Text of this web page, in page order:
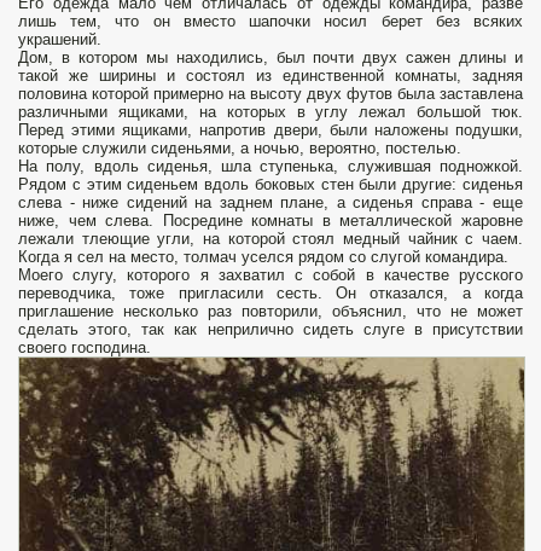
лишь тем, что он вместо шапочки носил берет без всяких
украшений.
Дом, в котором мы находились, был почти двух сажен длины и
такой же ширины и состоял из единственной комнаты, задняя
половина которой примерно на высоту двух футов была заставлена
различными ящиками, на которых в углу лежал большой тюк.
Перед этими ящиками, напротив двери, были наложены подушки,
которые служили сиденьями, а ночью, вероятно, постелью.
На полу, вдоль сиденья, шла ступенька, служившая подножкой.
Рядом с этим сиденьем вдоль боковых стен были другие: сиденья
слева - ниже сидений на заднем плане, а сиденья справа - еще
ниже, чем слева. Посредине комнаты в металлической жаровне
лежали тлеющие угли, на которой стоял медный чайник с чаем.
Когда я сел на место, толмач уселся рядом со слугой командира.
Моего слугу, которого я захватил с собой в качестве русского
переводчика, тоже пригласили сесть. Он отказался, а когда
приглашение несколько раз повторили, объяснил, что не может
сделать этого, так как неприлично сидеть слуге в присутствии
своего господина.